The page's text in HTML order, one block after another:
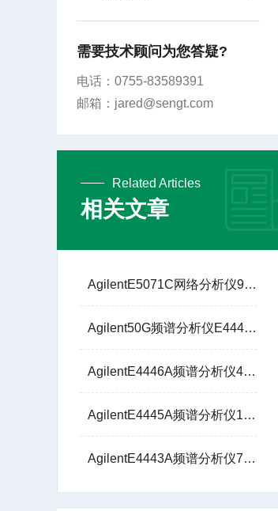
需要技术顾问为您答疑?
电话：0755-83589391
邮箱：jared@sengt.com
Related Articles
相关文章
AgilentE5071C网络分析仪9KHZ至8.5GHz
Agilent50G频谱分析仪E4448A圣格特5G通信解调
AgilentE4446A频谱分析仪44G圣格特5G通信解调
AgilentE4445A频谱分析仪13G技术支持
AgilentE4443A频谱分析仪7G技术支持